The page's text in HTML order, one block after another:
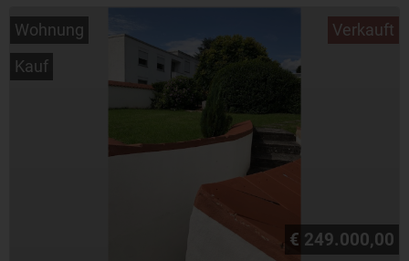
Wohnung
Kauf
€ 249.000,00
Verkauft